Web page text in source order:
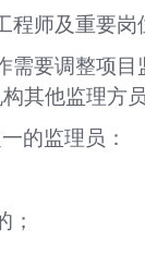
师及重要
需要调整项
其他监理方
的监理员：
；